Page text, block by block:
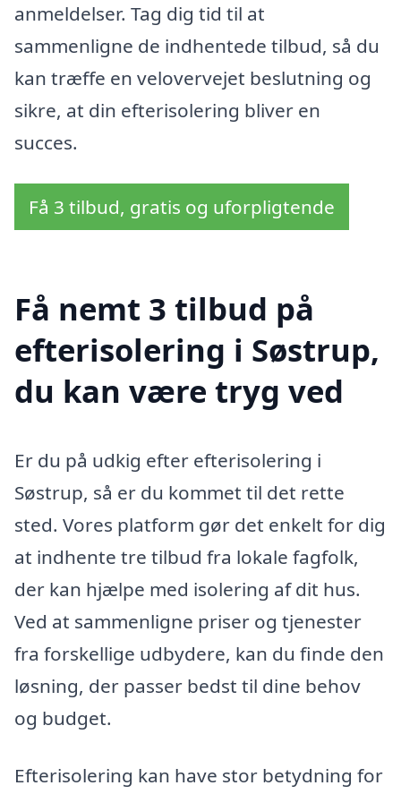
anmeldelser. Tag dig tid til at
sammenligne de indhentede tilbud, så du
kan træffe en velovervejet beslutning og
sikre, at din efterisolering bliver en
succes.
Få 3 tilbud, gratis og uforpligtende
Få nemt 3 tilbud på
efterisolering i Søstrup,
du kan være tryg ved
Er du på udkig efter efterisolering i
Søstrup, så er du kommet til det rette
sted. Vores platform gør det enkelt for dig
at indhente tre tilbud fra lokale fagfolk,
der kan hjælpe med isolering af dit hus.
Ved at sammenligne priser og tjenester
fra forskellige udbydere, kan du finde den
løsning, der passer bedst til dine behov
og budget.
Efterisolering kan have stor betydning for